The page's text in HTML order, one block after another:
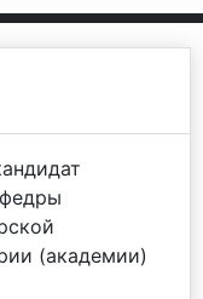
(академии)